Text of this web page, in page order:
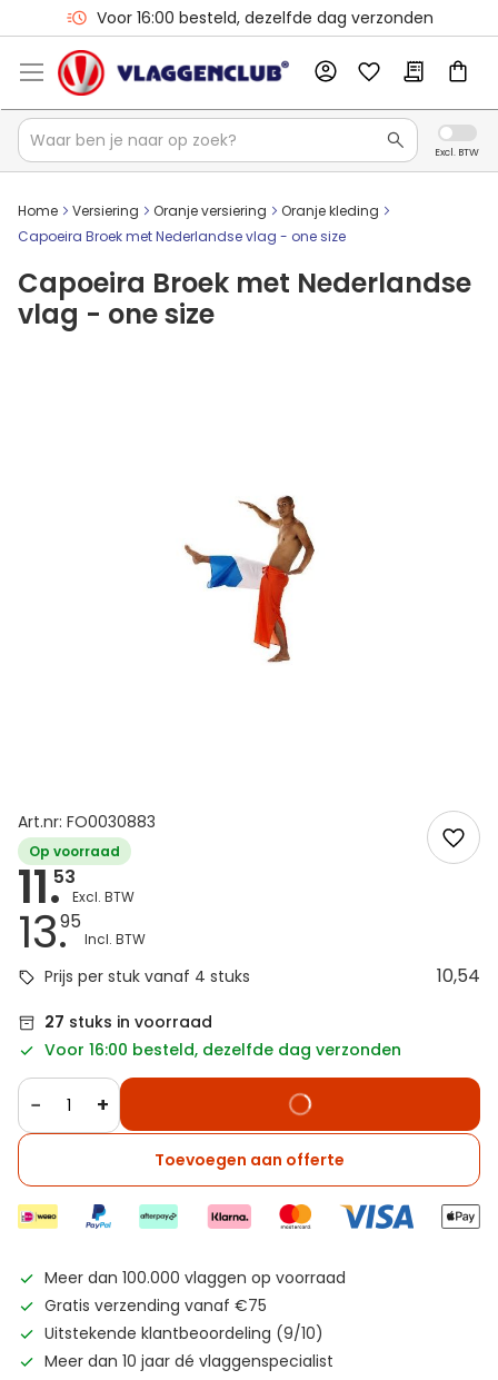
Voor 16:00 besteld, dezelfde dag verzonden
Home Versiering Oranje versiering
Oranje kleding
Capoeira Broek met Nederlandse vlag - one size
Capoeira Broek met Nederlandse
vlag - one size
Art.nr: FO0030883
Op voorraad
11.53
13.95
Prijs per stuk vanaf 4 stuks 10,54
27 stuks in voorraad
Voor 16:00 besteld, dezelfde dag verzonden
− +
Toevoegen aan offerte
Meer dan 100.000 vlaggen op voorraad
Gratis verzending vanaf €75
Uitstekende klantbeoordeling (9/10)
Meer dan 10 jaar dé vlaggenspecialist